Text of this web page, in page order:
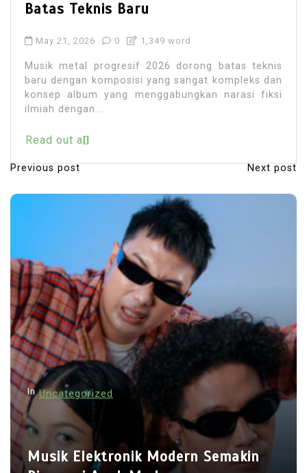
Batas Teknis Baru
May 21, 2026 0 1,349 word
Musik metal progresif 2026 dorong batas teknis
baru dengan komposisi yang sangat kompleks dan
konsep album yang menggabungkan narasi fiksi
ilmiah dengan...
Read out all
P
o
n
a
v
i
g
a
t
i
o
n
Previous post Next post
In Uncategorized
Musik Elektronik Modern Semakin